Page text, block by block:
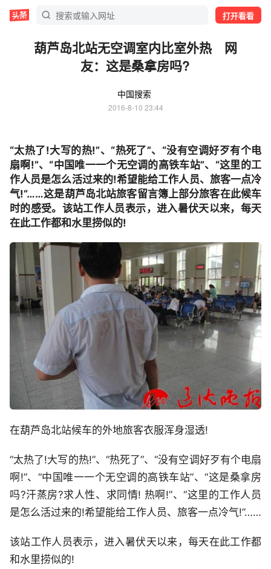
打开看看
葫芦岛北站无空调室内比室外热 网
友：这是桑拿房吗?
中国搜索
2016-8-10 23:44
“太热了!大写的热!”、“热死了”、“没有空调好歹有个电
扇啊!”、“中国唯一一个无空调的高铁车站”、“这里的工
作人员是怎么活过来的!希望能给工作人员、旅客一点冷
气!”……这是葫芦岛北站旅客留言簿上部分旅客在此候车
时的感受。该站工作人员表示，进入暑伏天以来，每天
在此工作都和水里捞似的!
在葫芦岛北站候车的外地旅客衣服浑身湿透!
“太热了!大写的热!”、“热死了”、“没有空调好歹有个电扇
啊!”、“中国唯一一个无空调的高铁车站”、“这是桑拿房
吗?汗蒸房?求人性、求同情! 热啊!”、“这里的工作人员
是怎么活过来的!希望能给工作人员、旅客一点冷气!”……
该站工作人员表示，进入暑伏天以来，每天在此工作都
和水里捞似的!